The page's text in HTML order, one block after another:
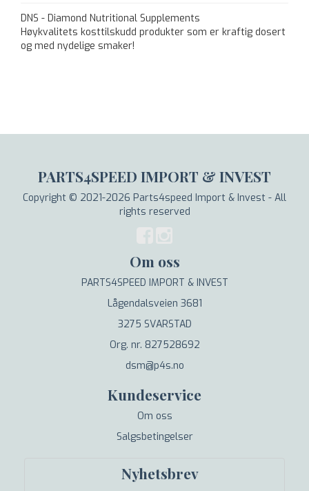
DNS - Diamond Nutritional Supplements
Høykvalitets kosttilskudd produkter som er kraftig dosert
og med nydelige smaker!
PARTS4SPEED IMPORT & INVEST
Copyright © 2021-2026 Parts4speed Import & Invest - All
rights reserved
Om oss
PARTS4SPEED IMPORT & INVEST
Lågendalsveien 3681
3275 SVARSTAD
Org. nr. 827528692
dsm@p4s.no
Kundeservice
Om oss
Salgsbetingelser
Nyhetsbrev